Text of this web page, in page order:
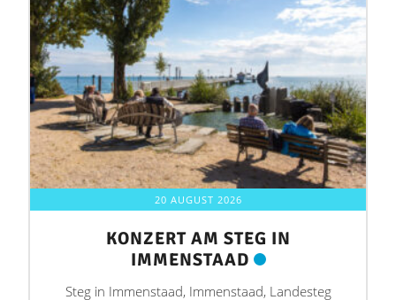
20 AUGUST 2026
KONZERT AM STEG IN
IMMENSTAAD
Steg in Immenstaad, Immenstaad, Landesteg